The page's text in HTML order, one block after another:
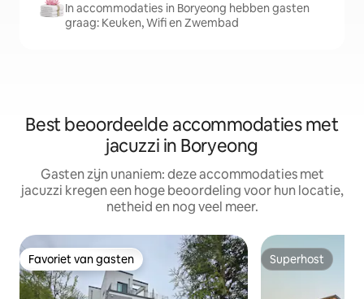
In accommodaties in Boryeong hebben gasten
graag: Keuken, Wifi en Zwembad
Best beoordeelde accommodaties met
jacuzzi in Boryeong
Gasten zijn unaniem: deze accommodaties met
jacuzzi kregen een hoge beoordeling voor hun locatie,
netheid en nog veel meer.
Favoriet van gasten
Favoriet van gasten Superhost
Superhost